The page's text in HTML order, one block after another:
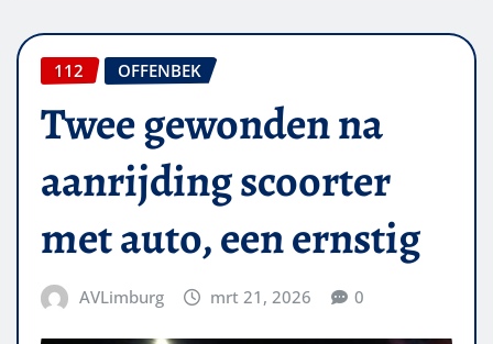
112 OFFENBEK
Twee gewonden na
aanrijding scoorter
met auto, een ernstig
AVLimburg mrt 21, 2026 0